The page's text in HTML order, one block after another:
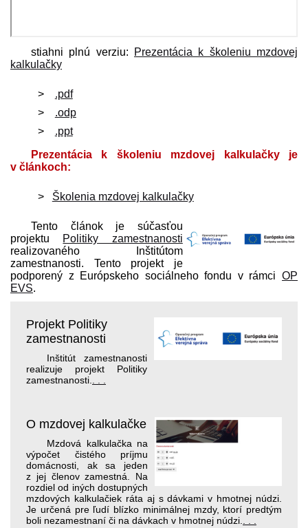
stiahni plnú verziu:
Prezentácia k školeniu mzdovej
kalkulačky
.pdf
.odp
.ppt
Prezentácia k školeniu mzdovej kalkulačky je
v článkoch:
Školenia mzdovej kalkulačky
Tento článok je súčasťou
projektu Politiky zamestnanosti
realizovaného Inštitútom
zamestnanosti. Tento projekt je
podporený z Európskeho sociálneho fondu v rámci OP
EVS.
Projekt Politiky
zamestnanosti
Inštitút zamestnanosti
realizuje projekt Politiky
zamestnanosti.
O mzdovej kalkulačke
Mzdová kalkulačka na
výpočet čistého príjmu
domácnosti, ak sa jeden
z jej členov zamestná. Na
rozdiel od iných dostupných
mzdových kalkulačiek ráta aj s dávkami v hmotnej núdzi.
Je určená pre ľudí blízko minimálnej mzdy, ktorí pred­tým
boli nezamestnaní či na dávkach v hmotnej núdzi.